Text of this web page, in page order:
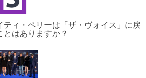
ティ・ペリーは「ザ・ヴォイス」に戻
とはありますか？